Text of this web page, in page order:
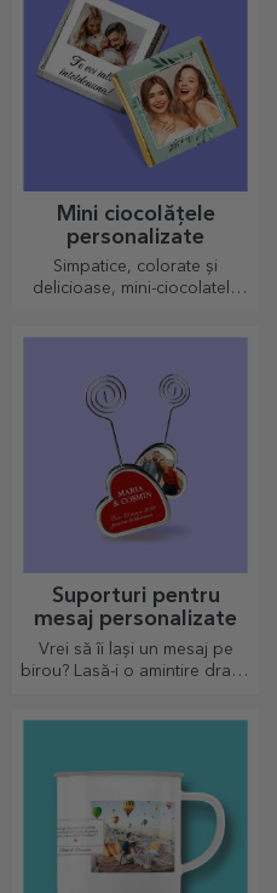
Mini ciocolățele
personalizate
Simpatice, colorate și
delicioase, mini-ciocolatele
Suporturi pentru
mesaj personalizate
Vrei să îi lași un mesaj pe
birou? Lasă-i o amintire dragă